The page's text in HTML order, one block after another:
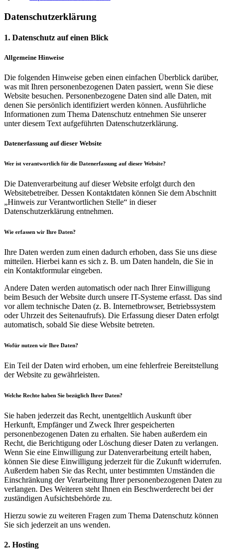
Datenschutz­erklärung
1. Datenschutz auf einen Blick
Allgemeine Hinweise
Die folgenden Hinweise geben einen einfachen Überblick darüber,
was mit Ihren personenbezogenen Daten passiert, wenn Sie diese
Website besuchen. Personenbezogene Daten sind alle Daten, mit
denen Sie persönlich identifiziert werden können. Ausführliche
Informationen zum Thema Datenschutz entnehmen Sie unserer
unter diesem Text aufgeführten Datenschutzerklärung.
Datenerfassung auf dieser Website
Wer ist verantwortlich für die Datenerfassung auf dieser Website?
Die Datenverarbeitung auf dieser Website erfolgt durch den
Websitebetreiber. Dessen Kontaktdaten können Sie dem Abschnitt
„Hinweis zur Verantwortlichen Stelle“ in dieser
Datenschutzerklärung entnehmen.
Wie erfassen wir Ihre Daten?
Ihre Daten werden zum einen dadurch erhoben, dass Sie uns diese
mitteilen. Hierbei kann es sich z. B. um Daten handeln, die Sie in
ein Kontaktformular eingeben.
Andere Daten werden automatisch oder nach Ihrer Einwilligung
beim Besuch der Website durch unsere IT-Systeme erfasst. Das sind
vor allem technische Daten (z. B. Internetbrowser, Betriebssystem
oder Uhrzeit des Seitenaufrufs). Die Erfassung dieser Daten erfolgt
automatisch, sobald Sie diese Website betreten.
Wofür nutzen wir Ihre Daten?
Ein Teil der Daten wird erhoben, um eine fehlerfreie Bereitstellung
der Website zu gewährleisten.
Welche Rechte haben Sie bezüglich Ihrer Daten?
Sie haben jederzeit das Recht, unentgeltlich Auskunft über
Herkunft, Empfänger und Zweck Ihrer gespeicherten
personenbezogenen Daten zu erhalten. Sie haben außerdem ein
Recht, die Berichtigung oder Löschung dieser Daten zu verlangen.
Wenn Sie eine Einwilligung zur Datenverarbeitung erteilt haben,
können Sie diese Einwilligung jederzeit für die Zukunft widerrufen.
Außerdem haben Sie das Recht, unter bestimmten Umständen die
Einschränkung der Verarbeitung Ihrer personenbezogenen Daten zu
verlangen. Des Weiteren steht Ihnen ein Beschwerderecht bei der
zuständigen Aufsichtsbehörde zu.
Hierzu sowie zu weiteren Fragen zum Thema Datenschutz können
Sie sich jederzeit an uns wenden.
2. Hosting